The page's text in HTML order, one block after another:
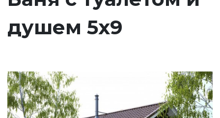
душем 5х9